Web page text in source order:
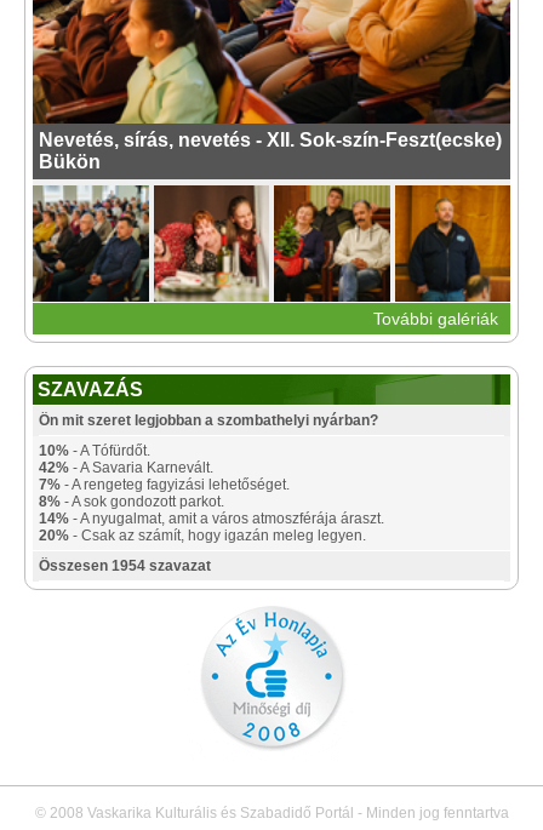
Nevetés, sírás, nevetés - XII. Sok-szín-Feszt(ecske)
Bükön
További galériák
SZAVAZÁS
Ön mit szeret legjobban a szombathelyi nyárban?
10% - A Tófürdőt.
42% - A Savaria Karnevált.
7% - A rengeteg fagyizási lehetőséget.
8% - A sok gondozott parkot.
14% - A nyugalmat, amit a város atmoszférája áraszt.
20% - Csak az számít, hogy igazán meleg legyen.
Összesen 1954 szavazat
© 2008 Vaskarika Kulturális és Szabadidő Portál - Minden jog fenntartva